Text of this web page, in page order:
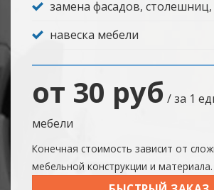
замена фасадов,
навеска мебели
от 30 руб / за 1
мебели
Конечная стоимость зависит от
мебельной конструкции и материала.